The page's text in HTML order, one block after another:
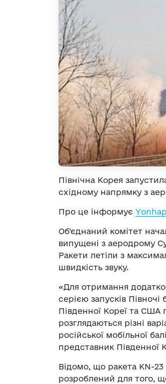
Північна Корея
східному напрямку з
Про це інформує
Об’єднаний комітет
випущені з аеродрому
Ракети летіли з
швидкість звуку.
«Для отримання
серією запусків Півночі
Південної Кореї та США
розглядаються різні
російської мобільної
представник Південної
Відомо, що ракета KN-
розроблений для того,